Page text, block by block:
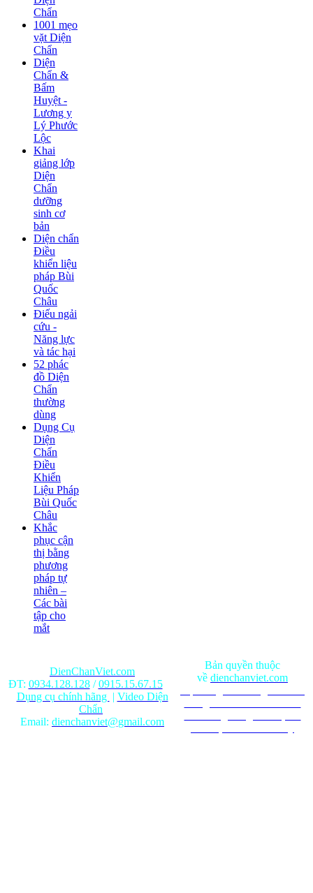
Chẩn
1001 mẹo
vặt Diện
Chẩn
Diện
Chẩn &
Bấm
Huyệt -
Lương y
Lý Phước
Lộc
Khai
giảng lớp
Diện
Chẩn
dưỡng
sinh cơ
bản
Diện chẩn
Điều
khiển liệu
pháp Bùi
Quốc
Châu
Điếu ngải
cứu -
Năng lực
và tác hại
52 phác
đồ Diện
Chẩn
thường
dùng
Dụng Cụ
Diện
Chẩn
Điều
Khiển
Liệu Pháp
Bùi Quốc
Châu
Khắc
phục cận
thị bằng
phương
pháp tự
nhiên –
Các bài
tập cho
mắt
DienChanViet.com
ĐT: 0934.128.128/0915.15.67.15
Dụng cụ chính hãng | Video Diện
Chẩn
Email: dienchanviet@gmail.com
Bản quyền thuộc
về dienchanviet.com